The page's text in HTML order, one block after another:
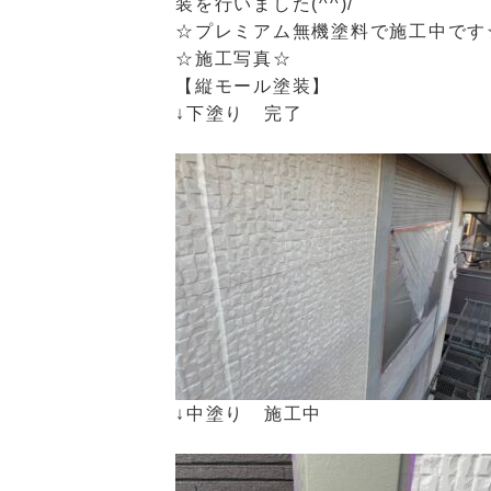
装を行いました(^^)/
☆プレミアム無機塗料で施工中で
☆施工写真☆
【縦モール塗装】
↓下塗り 完了
↓中塗り 施工中